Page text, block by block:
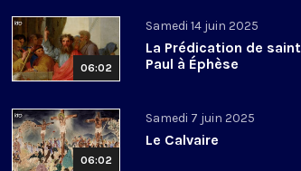
06:02
Samedi 14 juin 2025
La Prédication de saint
Paul à Éphèse
06:02
Samedi 7 juin 2025
Le Calvaire